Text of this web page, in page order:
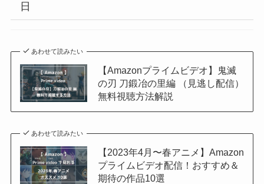
日
あわせて読みたい
【Amazonプライムビデオ】鬼滅
の刃 刀鍛冶の里編 （見逃し配信）
無料視聴方法解説
あわせて読みたい
【2023年4月〜春アニメ】Amazon
プライムビデオ配信！おすすめ＆
期待の作品10選